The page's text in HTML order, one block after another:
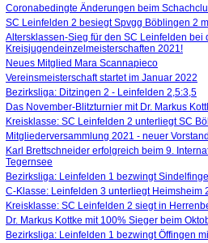
Coronabedingte Änderungen beim
SC Leinfelden 2 besiegt Spvgg Böblingen 2
Altersklassen-Sieg für den SC Leinfelden bei
Kreisjugendeinzelmeisterschaften 2021!
Neues Mitglied Mara Scannapieco
Vereinsmeisterschaft startet im Januar 2022
Bezirksliga: Ditzingen 2 - Leinfelden 2,5:3,5
Das November-Blitzturnier mit Dr. Markus
Kreisklasse: SC Leinfelden 2 unterliegt SC
Mitgliederversammlung 2021 - neuer
Karl Brettschneider erfolgreich beim 9.
Tegernsee
Bezirksliga: Leinfelden 1 bezwingt
C-Klasse: Leinfelden 3 unterliegt Heimsheim
Kreisklasse: SC Leinfelden 2 siegt in
Dr. Markus Kottke mit 100% Sieger beim
Bezirksliga: Leinfelden 1 bezwingt Öffingen